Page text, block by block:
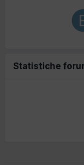
Statistiche